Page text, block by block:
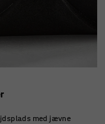
med jævne